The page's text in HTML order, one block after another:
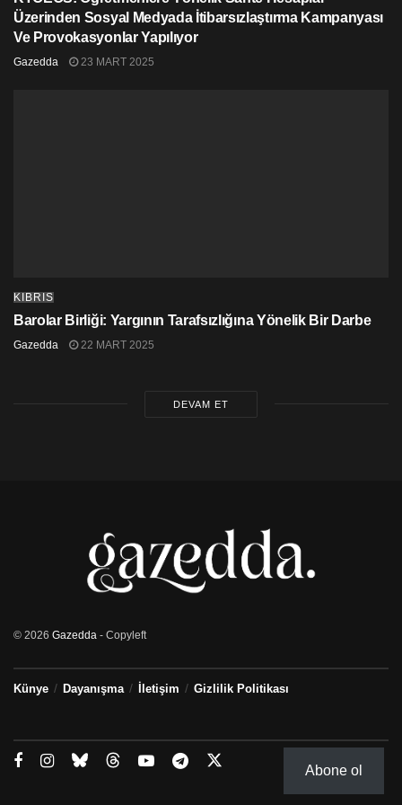
Herkesin sağlıklı şekilde evinde kalmasını isteyen
Amcaoğlu, hükümetin aldığı tedbirlere dikkat ederek bu
süreci en kısa sürede tamamlanmasını temenni etti.
Üzerinden Sosyal Medyada İtibarsızlaştırma Kampanyası
Ve Provokasyonlar Yapılıyor
Gazedda 23 MART 2025
KIBRIS
Barolar Birliği: Yargının Tarafsızlığına Yönelik Bir Darbe
Gazedda 22 MART 2025
DEVAM ET
© 2026 Gazedda - Copyleft
Künye Dayanışma İletişim Gizlilik Politikası
Abone ol